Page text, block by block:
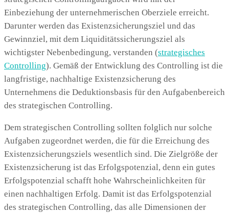
Einbeziehung der unternehmerischen Oberziele erreicht.
Darunter werden das Existenzsicherungsziel und das
Gewinnziel, mit dem Liquiditätssicherungsziel als
wichtigster Nebenbedingung, verstanden (strategisches
Controlling). Gemäß der Entwicklung des Controlling ist die
langfristige, nachhaltige Existenzsicherung des
Unternehmens die Deduktionsbasis für den Aufgabenbereich
des strategischen Controlling.
Dem strategischen Controlling sollten folglich nur solche
Aufgaben zugeordnet werden, die für die Erreichung des
Existenzsicherungsziels wesentlich sind. Die Zielgröße der
Existenzsicherung ist das Erfolgspotenzial, denn ein gutes
Erfolgspotenzial schafft hohe Wahrscheinlichkeiten für
einen nachhaltigen Erfolg. Damit ist das Erfolgspotenzial
des strategischen Controlling, das alle Dimensionen der